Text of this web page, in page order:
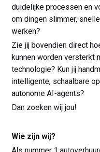
duidelijke processen en
om dingen slimmer,
werken?
Zie jij bovendien direct
kunnen worden versterkt
technologie? Kun jij
intelligente, schaalbare
autonome AI-agents?
Dan zoeken wij jou!
Wie zijn wij?